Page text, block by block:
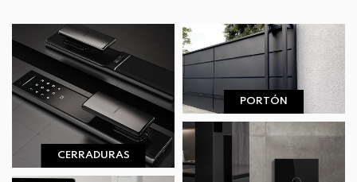
CERRADURAS
PORTÓN